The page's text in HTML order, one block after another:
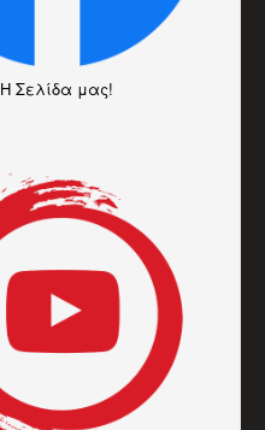
H Σελίδα μας!